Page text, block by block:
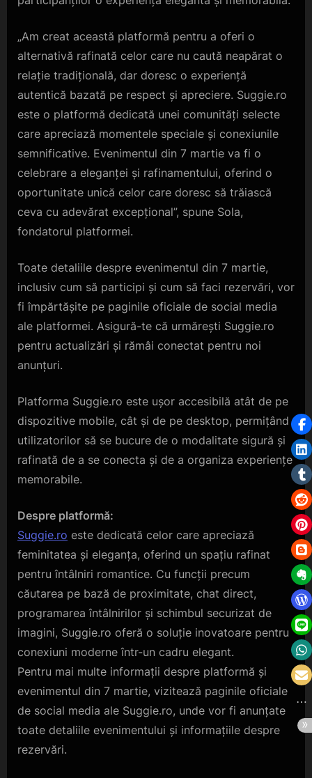
„Am creat această platformă pentru a oferi o
alternativă rafinată celor care nu caută neapărat o
relație tradițională, dar doresc o experiență
autentică bazată pe respect și apreciere. Suggie.ro
este o platformă dedicată unei comunități selecte
care apreciază momentele speciale și conexiunile
semnificative. Evenimentul din 7 martie va fi o
celebrare a eleganței și rafinamentului, oferind o
oportunitate unică celor care doresc să trăiască
ceva cu adevărat excepțional”, spune Sola,
fondatorul platformei.
Toate detaliile despre evenimentul din 7 martie,
inclusiv cum să participi și cum să faci rezervări, vor
fi împărtășite pe paginile oficiale de social media
ale platformei. Asigură-te că urmărești Suggie.ro
pentru actualizări și rămâi conectat pentru noi
anunțuri.
Platforma Suggie.ro este ușor accesibilă atât de pe
dispozitive mobile, cât și de pe desktop, permițând
utilizatorilor să se bucure de o modalitate sigură și
rafinată de a se conecta și de a organiza experiențe
memorabile.
Despre platformă:
Suggie.ro este dedicată celor care apreciază
feminitatea și eleganța, oferind un spațiu rafinat
pentru întâlniri romantice. Cu funcții precum
căutarea pe bază de proximitate, chat direct,
programarea întâlnirilor și schimbul securizat de
imagini, Suggie.ro oferă o soluție inovatoare pentru
conexiuni moderne într-un cadru elegant.
Pentru mai multe informații despre platformă și
evenimentul din 7 martie, vizitează paginile oficiale
de social media ale Suggie.ro, unde vor fi anunțate
toate detaliile evenimentului și informațiile despre
rezervări.